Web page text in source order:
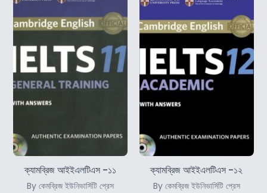
ক্যামব্রিজ আইইএলটিএস -১১
By কেমব্রিজ ইউনিভার্সিটি প্রেস
ক্যামব্রিজ আইইএলটিএস -১২
By কেমব্রিজ ইউনিভার্সিটি প্রেস